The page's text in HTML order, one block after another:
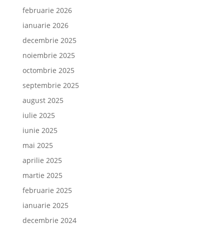
februarie 2026
ianuarie 2026
decembrie 2025
noiembrie 2025
octombrie 2025
septembrie 2025
august 2025
iulie 2025
iunie 2025
mai 2025
aprilie 2025
martie 2025
februarie 2025
ianuarie 2025
decembrie 2024